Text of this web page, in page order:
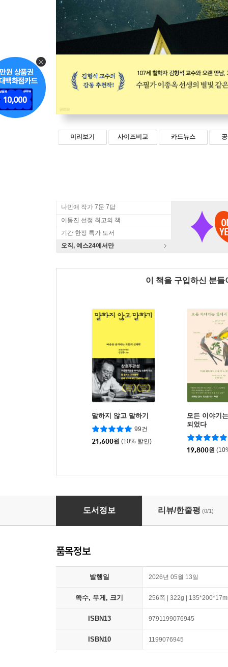
미리보기 사이즈비교 카드뉴스
나민애 작가 7문 7답
이동진 선정 최고의 책
기간 한정 특가 도서
오직, 예스24에서만
이 책을 구입하신 분
말하지 않고 말하기
99건
21,600원 (10% 할인)
모든 이야기
되었다
19,800원
나는 또 하나의 별이 되고 싶다
도서정보 리뷰/한줄평 (0/1)
품목정보
발행일 2026년 05월 13일
쪽수, 무게, 크기 256쪽 | 322g |
ISBN13 9791199076945
ISBN10 1199076945